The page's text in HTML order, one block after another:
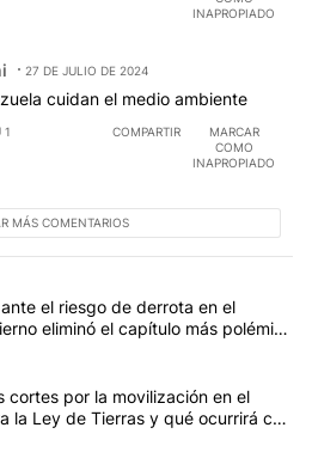
INAPROPIADO
27 DE JULIO DE 2024
cuidan el medio ambiente
1 COMPARTIR
MARCAR
COMO
INAPROPIADO
MÁS COMENTARIOS
con más comentarios en los
el título "Ley de Tierras: ante el
el riesgo de derrota en el
eliminó el capítulo más polémico
el título "Dónde serán los cortes
cortes por la movilización en el
la Ley de Tierras y qué ocurrirá con